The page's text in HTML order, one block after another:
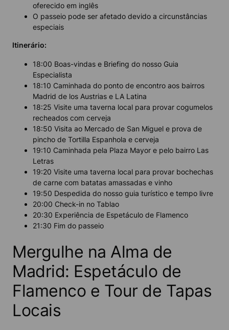
oferecido em inglês
O passeio pode ser afetado devido a circunstâncias
especiais
Itinerário:
18:00 Boas-vindas e Briefing do nosso Guia
Especialista
18:10 Caminhada do ponto de encontro aos bairros
Madrid de los Austrias e LA Latina
18:25 Visite uma taverna local para provar cogumelos
recheados com cerveja
18:50 Visita ao Mercado de San Miguel e prova de
pincho de Tortilla Espanhola e cerveja
19:10 Caminhada pela Plaza Mayor e pelo bairro Las
Letras
19:20 Visite uma taverna local para provar bochechas
de carne com batatas amassadas e vinho
19:50 Despedida do nosso guia turístico e tempo livre
20:00 Check-in no Tablao
20:30 Experiência de Espetáculo de Flamenco
21:30 Fim do passeio
Mergulhe na Alma de
Madrid: Espetáculo de
Flamenco e Tour de Tapas
Locais